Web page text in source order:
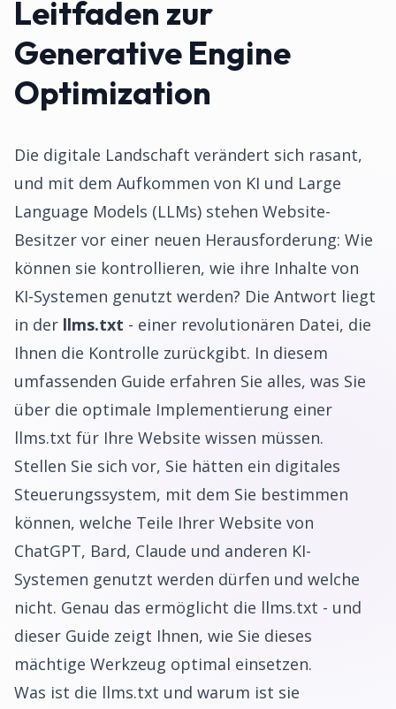
Leitfaden zur
Generative Engine
Optimization
Die digitale Landschaft verändert sich rasant,
und mit dem Aufkommen von KI und Large
Language Models (LLMs) stehen Website-
Besitzer vor einer neuen Herausforderung: Wie
können sie kontrollieren, wie ihre Inhalte von
KI-Systemen genutzt werden? Die Antwort liegt
in der llms.txt - einer revolutionären Datei, die
Ihnen die Kontrolle zurückgibt. In diesem
umfassenden Guide erfahren Sie alles, was Sie
über die optimale Implementierung einer
llms.txt für Ihre Website wissen müssen.
Stellen Sie sich vor, Sie hätten ein digitales
Steuerungssystem, mit dem Sie bestimmen
können, welche Teile Ihrer Website von
ChatGPT, Bard, Claude und anderen KI-
Systemen genutzt werden dürfen und welche
nicht. Genau das ermöglicht die llms.txt - und
dieser Guide zeigt Ihnen, wie Sie dieses
mächtige Werkzeug optimal einsetzen.
Was ist die llms.txt und warum ist sie